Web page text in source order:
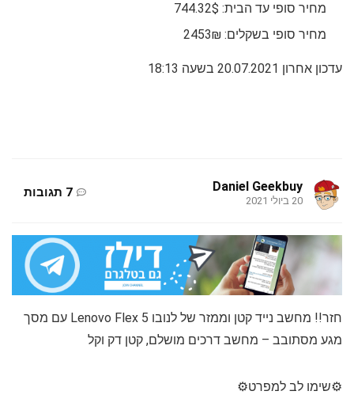
מחיר סופי עד הבית: 744.32$
מחיר סופי בשקלים: 2453₪
עדכון אחרון 20.07.2021 בשעה 18:13
Daniel Geekbuy
20 ביולי 2021
7 תגובות
חזר!! מחשב נייד קטן וממזר של לנובו Lenovo Flex 5 עם מסך
מגע מסתובב – מחשב דרכים מושלם, קטן דק וקל
⚙️שימו לב למפרט⚙️